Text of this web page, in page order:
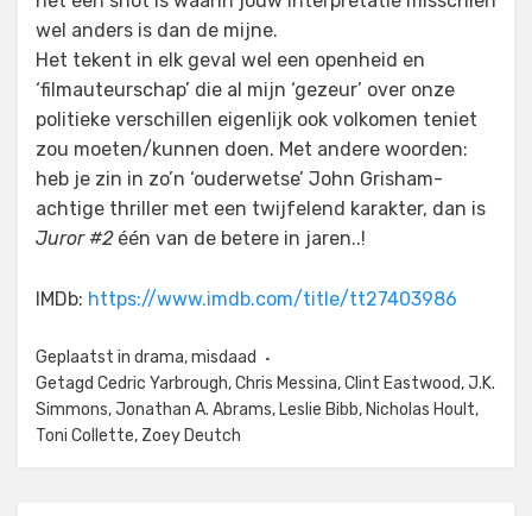
wel anders is dan de mijne.
Het tekent in elk geval wel een openheid en
‘filmauteurschap’ die al mijn ‘gezeur’ over onze
politieke verschillen eigenlijk ook volkomen teniet
zou moeten/kunnen doen. Met andere woorden:
heb je zin in zo’n ‘ouderwetse’ John Grisham-
achtige thriller met een twijfelend karakter, dan is
Juror #2één van de betere in jaren..!
IMDb: https://www.imdb.com/title/tt27403986
Geplaatst in drama,misdaad
Getagd Cedric Yarbrough,Chris Messina,Clint Eastwood,J.K.
Simmons,Jonathan A. Abrams, Leslie Bibb, Nicholas Hoult,
Toni Collette, Zoey Deutch